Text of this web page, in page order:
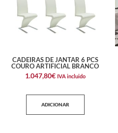
CADEIRAS DE JANTAR 6 PCS
COURO ARTIFICIAL BRANCO
1.047,80€ IVA incluido
ADICIONAR